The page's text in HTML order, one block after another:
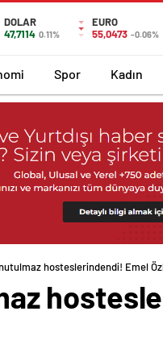
DOLAR
47,7114 0.11%
EURO
55,0473 -0.06%
Spor Kadın
hosteslerindendi! Emel